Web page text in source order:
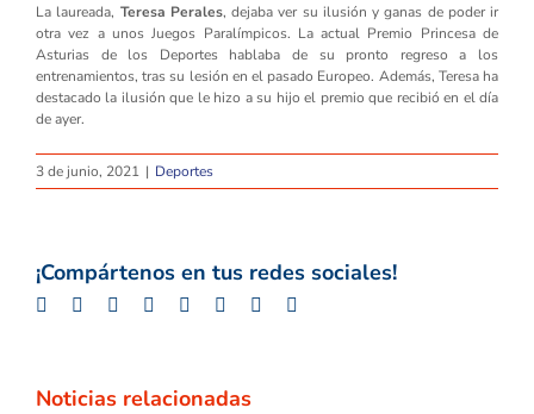
La laureada, Teresa Perales, dejaba ver su ilusión y ganas de poder ir
otra vez a unos Juegos Paralímpicos. La actual Premio Princesa de
Asturias de los Deportes hablaba de su pronto regreso a los
entrenamientos, tras su lesión en el pasado Europeo. Además, Teresa ha
destacado la ilusión que le hizo a su hijo el premio que recibió en el día
de ayer.
3 de junio, 2021 | Deportes
¡Compártenos en tus redes sociales!
Facebook
TwitterLinkedInWhatsappGoogle+
TumblrPinterest
Noticias relacionadas